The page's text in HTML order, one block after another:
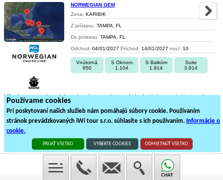
Používame cookies
Pri poskytovaní našich služieb nám pomáhajú súbory cookie. Používaním
stránok prevádzkovaných iWi tour s.r.o. súhlasíte s ich používaním. Informácie o
cookie.
PRIJAŤ VŠETKO VYBERTE COOKIES ODMIETNÚŤ VŠETKO
NORWEGIAN GEM
Zona: KARIBIK
Z prístavu: TAMPA, FL
Do prístavu: TAMPA, FL
Odchod: 04/01/2027 Príchod: 14/01/2027 nocí: 10
Vnútorná
950
S Oknom
1.104
S Balkóm
1.914
Suite
3.914
Všetky ceny sú uvádzané vrátane prístavných daní, bez poistenia a bez
1 2 3
59plavieb loďou na3stránkách